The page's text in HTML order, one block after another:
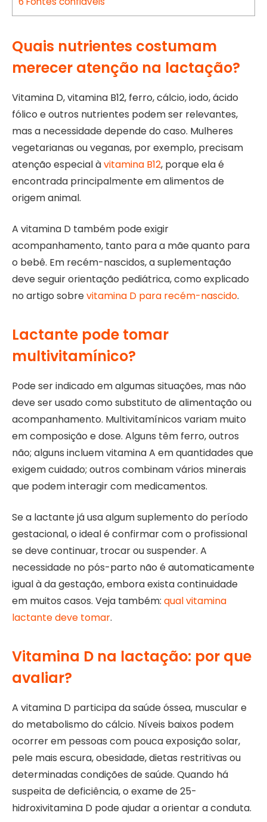
Quais nutrientes costumam
merecer atenção na lactação?
Vitamina D, vitamina B12, ferro, cálcio, iodo, ácido
fólico e outros nutrientes podem ser relevantes,
mas a necessidade depende do caso. Mulheres
vegetarianas ou veganas, por exemplo, precisam
atenção especial àvitamina B12, porque ela é
encontrada principalmente em alimentos de
origem animal.
A vitamina D também pode exigir
acompanhamento, tanto para a mãe quanto para
o bebê. Em recém-nascidos, a suplementação
deve seguir orientação pediátrica, como explicado
no artigo sobrevitamina D para recém-nascido.
Lactante pode tomar
multivitamínico?
Pode ser indicado em algumas situações, mas não
deve ser usado como substituto de alimentação ou
acompanhamento. Multivitamínicos variam muito
em composição e dose. Alguns têm ferro, outros
não; alguns incluem vitamina A em quantidades que
exigem cuidado; outros combinam vários minerais
que podem interagir com medicamentos.
Se a lactante já usa algum suplemento do período
gestacional, o ideal é confirmar com o profissional
se deve continuar, trocar ou suspender. A
necessidade no pós-parto não é automaticamente
igual à da gestação, embora exista continuidade
em muitos casos. Veja também: qual vitamina
lactante deve tomar.
Vitamina D na lactação: por que
avaliar?
A vitamina D participa da saúde óssea, muscular e
do metabolismo do cálcio. Níveis baixos podem
ocorrer em pessoas com pouca exposição solar,
pele mais escura, obesidade, dietas restritivas ou
determinadas condições de saúde. Quando há
suspeita de deficiência, o exame de 25-
hidroxivitamina D pode ajudar a orientar a conduta.